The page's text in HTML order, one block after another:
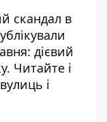
скандал в
: дієвий
Читайте і
і